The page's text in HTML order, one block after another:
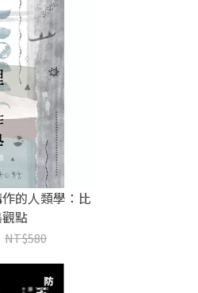
的人類學：比
點
NT$580